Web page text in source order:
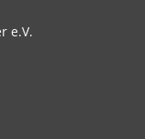
e.V.